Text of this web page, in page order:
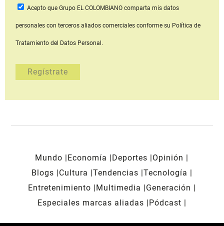
Acepto que Grupo EL COLOMBIANOcomparta mis datos
personales con terceros aliados comerciales conforme su Política de
Tratamiento del Datos Personal.
Mundo Economía Deportes
Opinión
Blogs
Cultura Tendencias Tecnología
Entretenimiento
Multimedia
Generación
Especiales marcas aliadas
Pódcast